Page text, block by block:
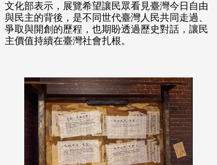
文化部表示，展覽希望讓民眾看見臺灣今日自由
與民主的背後，是不同世代臺灣人民共同走過、
爭取與開創的歷程，也期盼透過歷史對話，讓民
主價值持續在臺灣社會扎根。